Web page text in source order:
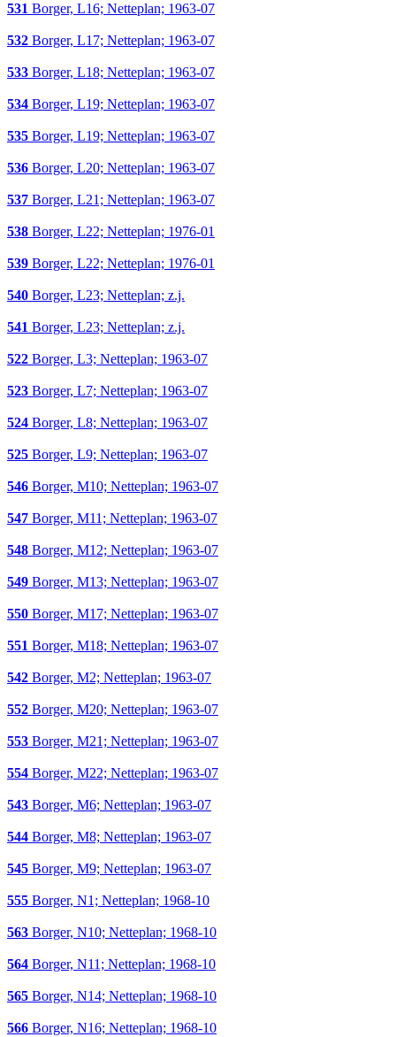
531 Borger, L16; Netteplan; 1963-07
532 Borger, L17; Netteplan; 1963-07
533 Borger, L18; Netteplan; 1963-07
534 Borger, L19; Netteplan; 1963-07
535 Borger, L19; Netteplan; 1963-07
536 Borger, L20; Netteplan; 1963-07
537 Borger, L21; Netteplan; 1963-07
538 Borger, L22; Netteplan; 1976-01
539 Borger, L22; Netteplan; 1976-01
540 Borger, L23; Netteplan; z.j.
541 Borger, L23; Netteplan; z.j.
522 Borger, L3; Netteplan; 1963-07
523 Borger, L7; Netteplan; 1963-07
524 Borger, L8; Netteplan; 1963-07
525 Borger, L9; Netteplan; 1963-07
546 Borger, M10; Netteplan; 1963-07
547 Borger, M11; Netteplan; 1963-07
548 Borger, M12; Netteplan; 1963-07
549 Borger, M13; Netteplan; 1963-07
550 Borger, M17; Netteplan; 1963-07
551 Borger, M18; Netteplan; 1963-07
542 Borger, M2; Netteplan; 1963-07
552 Borger, M20; Netteplan; 1963-07
553 Borger, M21; Netteplan; 1963-07
554 Borger, M22; Netteplan; 1963-07
543 Borger, M6; Netteplan; 1963-07
544 Borger, M8; Netteplan; 1963-07
545 Borger, M9; Netteplan; 1963-07
555 Borger, N1; Netteplan; 1968-10
563 Borger, N10; Netteplan; 1968-10
564 Borger, N11; Netteplan; 1968-10
565 Borger, N14; Netteplan; 1968-10
566 Borger, N16; Netteplan; 1968-10